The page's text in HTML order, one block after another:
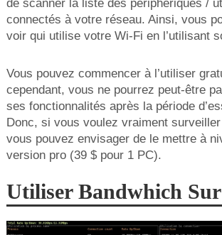
de scanner la liste des périphériques /
connectés à votre réseau. Ainsi, vous
voir qui utilise votre Wi-Fi en l’utilisant
Vous pouvez commencer à l’utiliser
cependant, vous ne pourrez peut-être
ses fonctionnalités après la période
Donc, si vous voulez vraiment
vous pouvez envisager de le mettre à
version pro (39 $ pour 1 PC).
Utiliser Bandwhich